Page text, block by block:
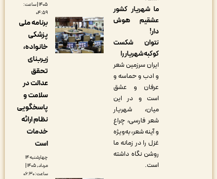
ما شهریار کشور
عشقیم هوش
نتوان شکست
کوکبه شهریار را
ایران سرزمین شعر
و ادب و حماسه و
عرفان و عشق
است و در این
میان، شهریار
شعر فارسی، چراغ
و آینه شعر، به‌ویژه
غزل را در زمانه ما
روشن نگاه داشته
۱۴۰۵ | ساعت:
برنامه ملی
پزشکی
خانواده،
عدالت در
سلامت و
پاسخگویی
نظام ارائه
چهارشنبه ۱۴
مرداد, ۱۴۰۵ |